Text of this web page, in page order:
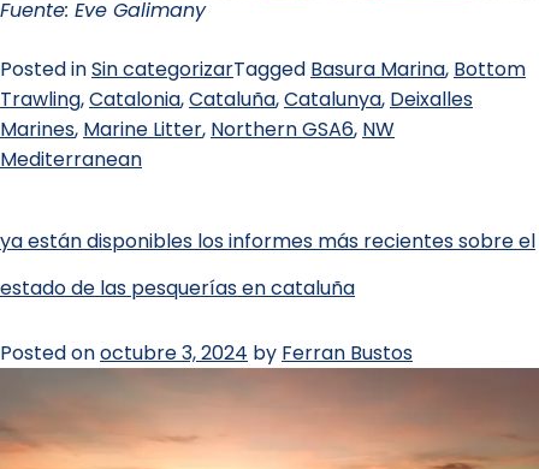
Fuente: Eve Galimany
Posted inSin categorizarTagged Basura Marina, Bottom
Trawling,Catalonia,Cataluña,Catalunya, Deixalles
Marines, Marine Litter, Northern GSA6, NW
Mediterranean
ya están disponibles los informes más recientes sobre el
estado de las pesquerías en cataluña
Posted onoctubre 3, 2024 by Ferran Bustos